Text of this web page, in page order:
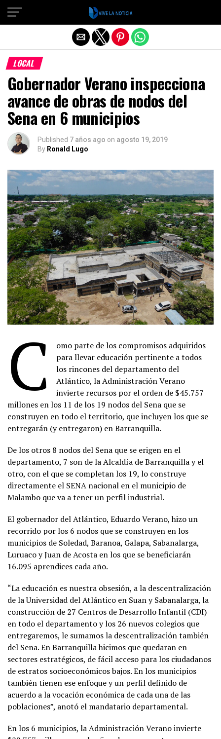
LOCAL
Gobernador Verano inspecciona
avance de obras de nodos del
Sena en 6 municipios
Published 7 años ago on agosto 19, 2019
By Ronald Lugo
C
omo parte de los compromisos adquiridos
para llevar educación pertinente a todos
los rincones del departamento del
Atlántico, la Administración Verano
invierte recursos por el orden de $45.757
millones en los 11 de los 19 nodos del Sena que se
construyen en todo el territorio, que incluyen los que se
entregarán (y entregaron) en Barranquilla.
De los otros 8 nodos del Sena que se erigen en el
departamento, 7 son de la Alcaldía de Barranquilla y el
otro, con el que se completan los 19, lo construye
directamente el SENA nacional en el municipio de
Malambo que va a tener un perfil industrial.
El gobernador del Atlántico, Eduardo Verano, hizo un
recorrido por los 6 nodos que se construyen en los
municipios de Soledad, Baranoa, Galapa, Sabanalarga,
Luruaco y Juan de Acosta en los que se beneficiarán
16.095 aprendices cada año.
“La educación es nuestra obsesión, a la descentralización
de la Universidad del Atlántico en Suan y Sabanalarga, la
construcción de 27 Centros de Desarrollo Infantil (CDI)
en todo el departamento y los 26 nuevos colegios que
entregaremos, le sumamos la descentralización también
del Sena. En Barranquilla hicimos que quedaran en
sectores estratégicos, de fácil acceso para los ciudadanos
de estratos socioeconómicos bajos. En los municipios
también tienen ese enfoque y un perfil definido de
acuerdo a la vocación económica de cada una de las
poblaciones”, anotó el mandatario departamental.
En los 6 municipios, la Administración Verano invierte
Salir de la versión móvil